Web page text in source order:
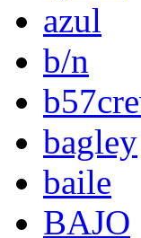
azul
b/n
bagley
baile
BAJO